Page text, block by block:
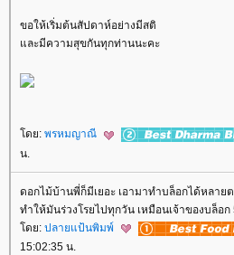
ขอให้เริ่มต้นสัปดาห์อย่างมีสติ
ละมีความสุขกันทุกท่านนะคะ
ดย: พรหมญาณี
น.
ดอกไม้บ้านพี่ก็มีเยอะ เอามาทำบล็อกได้หลาย
ทำให้มันร่วงโรยไปทุกวัน เหมือนเจ้าของบล็อก
ดย: ปลายแป้นพิมพ์
15:02:35 น.